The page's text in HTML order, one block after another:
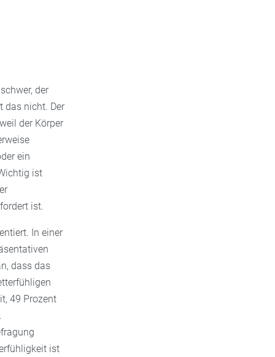
der
das nicht. Der
der Körper
ein
ist
ist.
In einer
dass das
49 Prozent
.
ist